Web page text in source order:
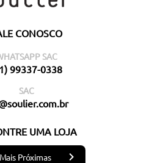
CONOSCO
SAC
99337-0338
SAC
UMA LOJA
Próximas